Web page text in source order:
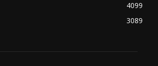
4099
3089